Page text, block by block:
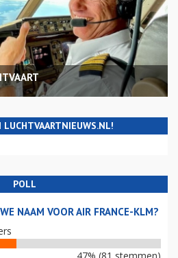
LUCHTVAARTNIEUWS.NL!
POLL
NAAM VOOR AIR FRANCE-KLM?